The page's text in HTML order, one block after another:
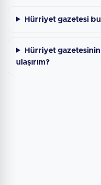
Hürriyet gazetesi
Hürriyet gazetesinin
ulaşırım?